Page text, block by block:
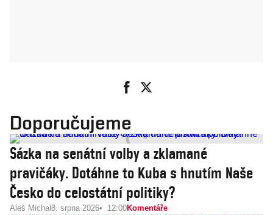
Doporučujeme
Sázka na senátní volby a zklamané
pravičáky. Dotáhne to Kuba s hnutím Naše
Česko do celostátní politiky?
Aleš Michal 8. srpna 2026 12:00Komentáře